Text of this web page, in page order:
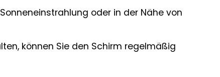
oder in der Nähe von
können Sie den Schirm regelmäßig